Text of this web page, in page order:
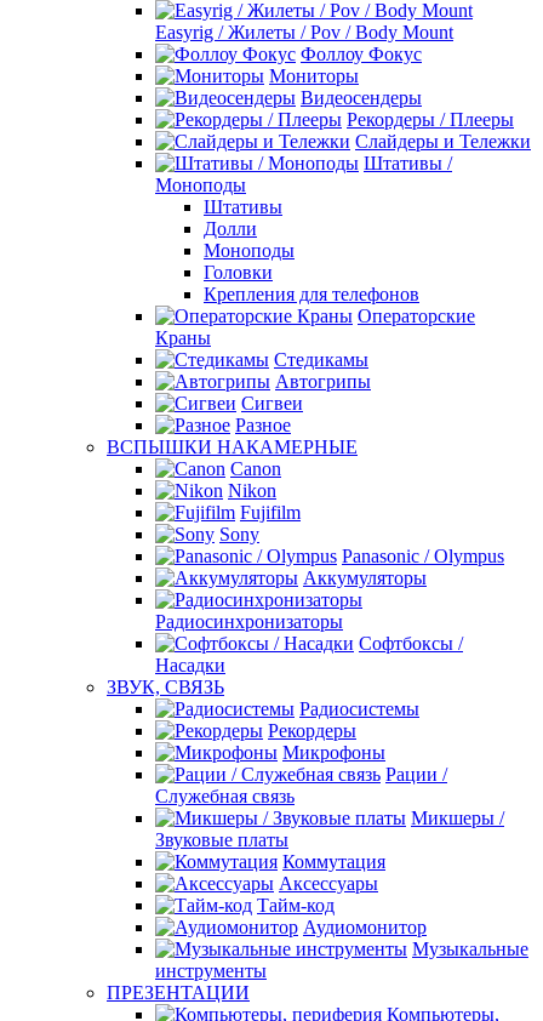
Easyrig / Жилеты / Pov / Body Mount
Фоллоу Фокус
Мониторы
Видеосендеры
Рекордеры / Плееры
Слайдеры и Тележки
Штативы /
Моноподы
Штативы
Долли
Моноподы
Головки
Крепления для телефонов
Операторские
Краны
Стедикамы
Автогрипы
Сигвеи
Разное
ВСПЫШКИ НАКАМЕРНЫЕ
Canon
Nikon
Fujifilm
Sony
Panasonic / Olympus
Аккумуляторы
Радиосинхронизаторы
Софтбоксы /
Насадки
ЗВУК, СВЯЗЬ
Радиосистемы
Рекордеры
Микрофоны
Рации /
Служебная связь
Микшеры /
Звуковые платы
Коммутация
Аксессуары
Тайм-код
Аудиомонитор
Музыкальные
инструменты
ПРЕЗЕНТАЦИИ
Компьютеры,